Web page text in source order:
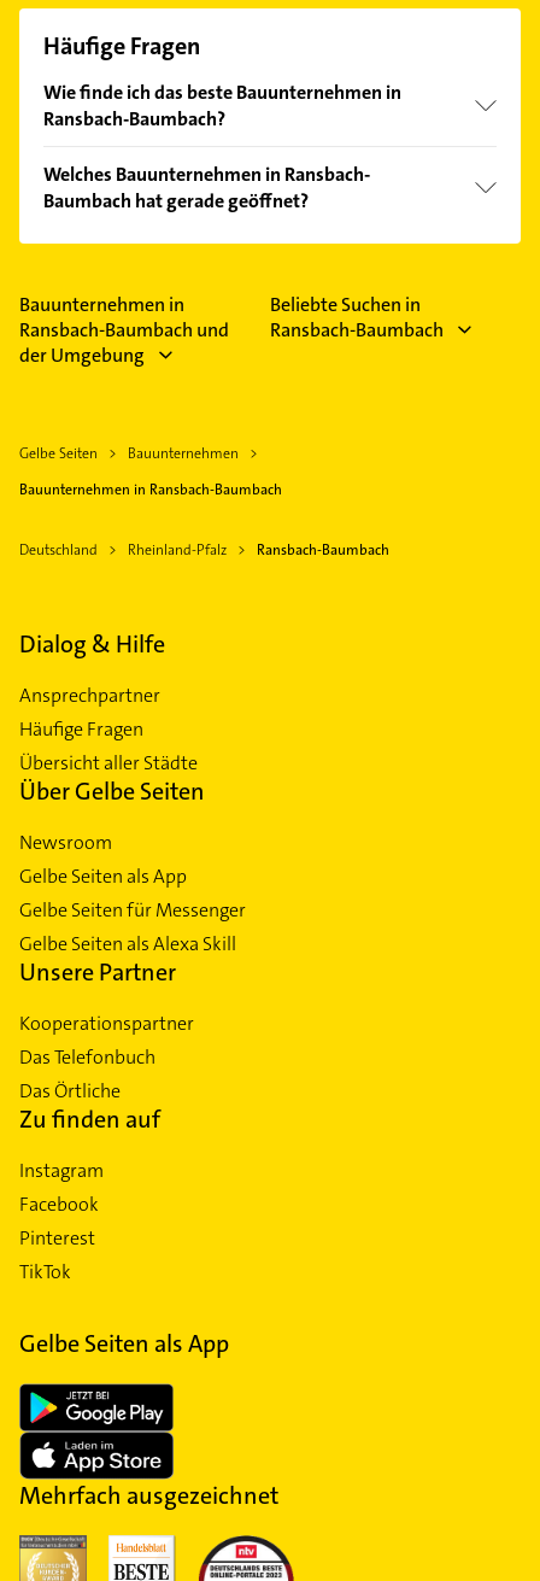
Häufige Fragen
Wie finde ich das beste Bauunternehmen in
Ransbach-Baumbach?
Kundenmeinungen und profitieren Sie von den
Empfehlungen. Die Suchergebnisse können Sie sich
einfach nachBewertungensortiert anzeigen lassen.
Welches Bauunternehmen in Ransbach-
Baumbach hat gerade geöffnet?
Im Anbieter-Bereich finden Sie alleÖffnungszeiten.
Feiertagen abweichen können.
Bauunternehmen in
Ransbach-Baumbach und
der Umgebung
Beliebte Suchen in
Ransbach-Baumbach
Gelbe Seiten
Bauunternehmen
Bauunternehmen in Ransbach-Baumbach
Deutschland Rheinland-Pfalz Ransbach-Baumbach
Dialog & Hilfe
Ansprechpartner
Häufige Fragen
Übersicht aller Städte
Über Gelbe Seiten
Newsroom
Gelbe Seiten als App
Gelbe Seiten für Messenger
Gelbe Seiten als Alexa Skill
Unsere Partner
Kooperationspartner
Das Telefonbuch
Das Örtliche
Zu finden auf
Instagram
Facebook
Pinterest
TikTok
Gelbe Seiten als App
Mehrfach ausgezeichnet